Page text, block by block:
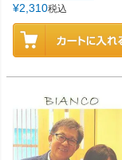
¥2,310税込